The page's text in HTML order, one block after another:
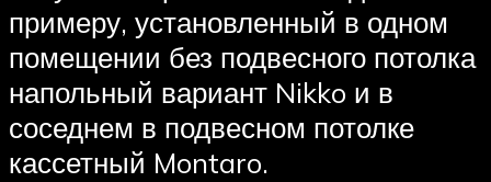
примеру, установленный в одном
помещении без подвесного потолка
напольный вариант Nikko и в
соседнем в подвесном потолке
кассетный Montaro.